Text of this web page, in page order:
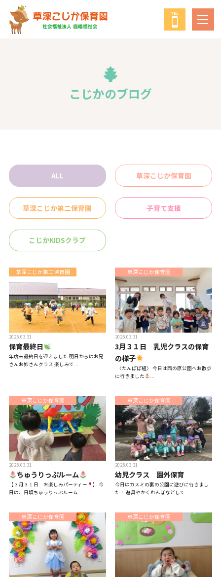
鹿鳴福祉会
教育・保育の方針
各園の紹介
草深こじか保育園
（幼保連携型認定こども園）
こじかKIDSクラブ
入園について
草深こじか保育園
（幼保連携型認定こども園）
草深こじか第二保育園
こじかのブログ
ALL 草深こじか保育園
草深こじか第二保育園 子育て支援
こじかKIDSクラブ
草深こじか第二保育園
2025.03.31
保育最終日
年度末最終日を迎えました 明日からはお兄
さんお姉さんクラス 楽しみで...
草深こじか保育園
2025.03.31
3月３１日 乳児クラスの保育
の様子
〈たんぽぽ組〉 今日は西の原公園へお散歩
に行きました
...
子育て支援
草深こじか保育園
2025.03.31
ちゅうりっぷルーム
【３月３１日 お楽しみパーティー
】 今
日は、日頃ちゅうりっぷルーム...
草深こじか保育園
2025.03.31
幼児クラス 園外保育
今日はカスミの裏の公園に遊びに行きまし
た！ 遊具やかくれんぼなどして...
子育て支援
草深こじか保育園 子育て支援
草深こじか保育園